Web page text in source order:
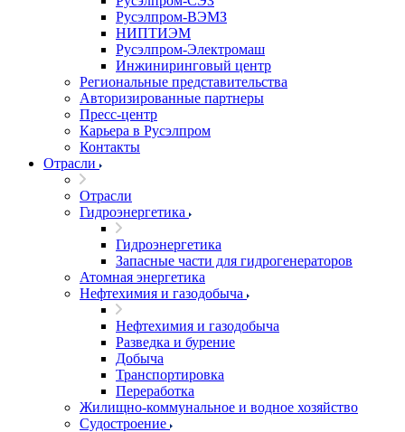
Русэлпром-ВЭМЗ
НИПТИЭМ
Русэлпром-Электромаш
Инжиниринговый центр
Региональные представительства
Авторизированные партнеры
Пресс-центр
Карьера в Русэлпром
Контакты
Отрасли
Отрасли
Гидроэнергетика
Гидроэнергетика
Запасные части для гидрогенераторов
Атомная энергетика
Нефтехимия и газодобыча
Нефтехимия и газодобыча
Разведка и бурение
Добыча
Транспортировка
Переработка
Жилищно-коммунальное и водное хозяйство
Судостроение